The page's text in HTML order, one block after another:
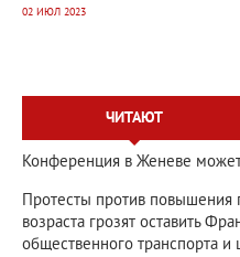
02 ИЮЛ 2023
ЧИТАЮТ
Конференция в Женеве
Протесты против повышения
возраста грозят оставить
общественного транспорта и